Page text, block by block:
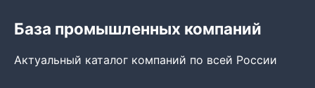
База промышленных компаний
Актуальный каталог компаний по всей России